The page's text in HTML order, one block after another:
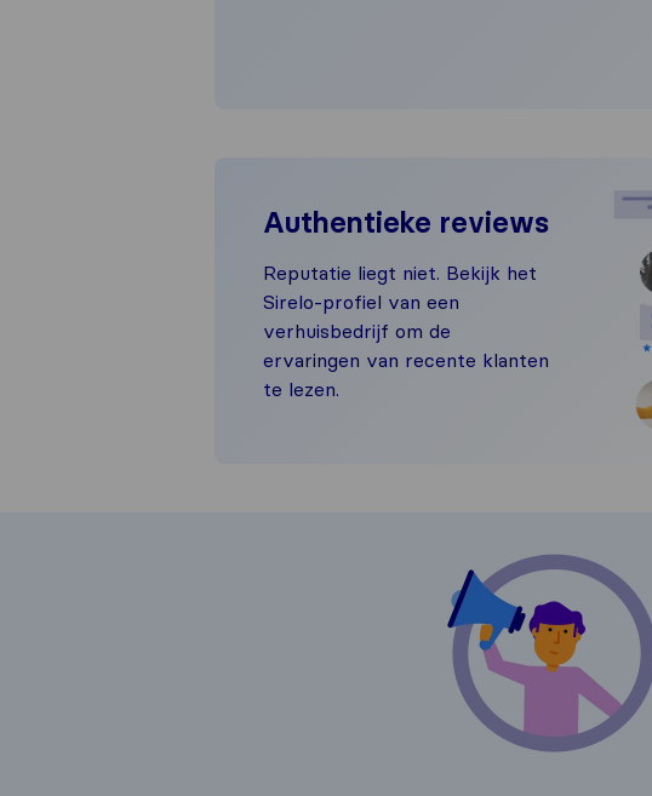
Authentieke reviews
Reputatie liegt niet. Bekijk het
Sirelo-profiel van een
verhuisbedrijf om de
ervaringen van recente klanten
te lezen.